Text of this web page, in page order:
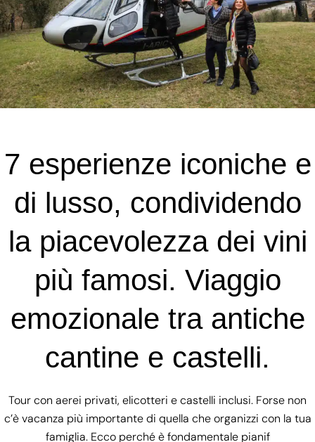
7 esperienze iconiche e
di lusso, condividendo
la piacevolezza dei vini
più famosi. Viaggio
emozionale tra antiche
cantine e castelli.
Tour con aerei privati, elicotteri e castelli inclusi. Forse non
c’è vacanza più importante di quella che organizzi con la tua
famiglia. Ecco perché è fondamentale pianif